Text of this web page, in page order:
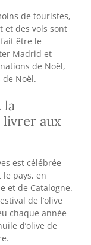
de touristes,
et des vols sont
être le
Madrid et
de Noël,
Noël.
la
livrer aux
est célébrée
le pays, en
et de Catalogne.
de l’olive
chaque année
d’olive de